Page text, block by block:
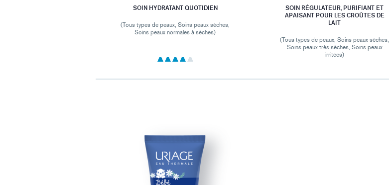
SOIN HYDRATANT QUOTIDIEN
(Tous types de peaux, Soins peaux sèches,
Soins peaux normales à sèches)
SOIN RÉGULATEUR, PURIFIANT ET
APAISANT POUR LES CROÛTES DE
LAIT
(Tous types de peaux, Soins peaux sèches,
Soins peaux très sèches, Soins peaux
irritées)